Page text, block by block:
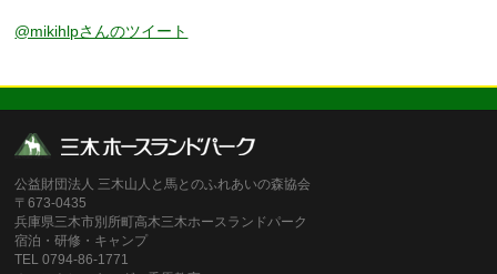
@mikihlpさんのツイート
公益財団法人 三木山人と馬とのふれあいの森協会
〒673-0435
兵庫県三木市別所町高木三木ホースランドパーク
宿泊・研修・キャンプ
TEL 0794-86-1771